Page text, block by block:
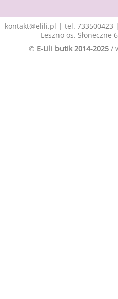
kontakt@elili.pl | tel. 733500423
Leszno os. Słoneczne
© E-Lili butik 2014-2025 /